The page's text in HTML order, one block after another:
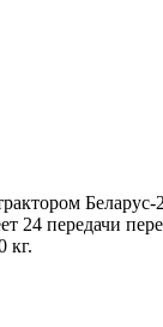
Беларус-
передачи
кг.